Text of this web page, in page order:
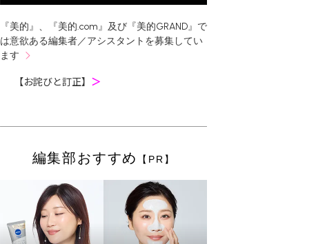
『美的』、『美的.com』及び『美的GRAND』で
は意欲ある編集者／アシスタントを募集してい
ます
【お詫びと訂正】 ＞
編集部おすすめ 【PR】